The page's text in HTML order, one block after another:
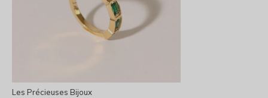
Les Précieuses Bijoux